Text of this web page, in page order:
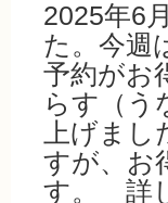
2025年6
た。今週
予約がお
らす（う
上げま
すが、お
す。 詳